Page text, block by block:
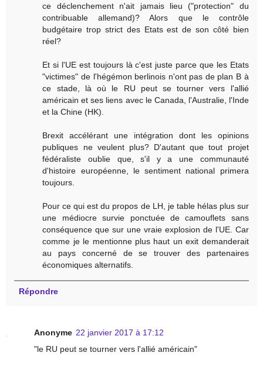
ce déclenchement n'ait jamais lieu ("protection" du
contribuable allemand)? Alors que le contrôle
budgétaire trop strict des Etats est de son côté bien
réel?
Et si l'UE est toujours là c'est juste parce que les Etats
"victimes" de l'hégémon berlinois n'ont pas de plan B à
ce stade, là où le RU peut se tourner vers l'allié
américain et ses liens avec le Canada, l'Australie, l'Inde
et la Chine (HK).
Brexit accélérant une intégration dont les opinions
publiques ne veulent plus? D'autant que tout projet
fédéraliste oublie que, s'il y a une communauté
d'histoire européenne, le sentiment national primera
toujours.
Pour ce qui est du propos de LH, je table hélas plus sur
une médiocre survie ponctuée de camouflets sans
conséquence que sur une vraie explosion de l'UE. Car
comme je le mentionne plus haut un exit demanderait
au pays concerné de se trouver des partenaires
économiques alternatifs.
Répondre
Anonyme 22 janvier 2017 à 17:12
"le RU peut se tourner vers l'allié américain"